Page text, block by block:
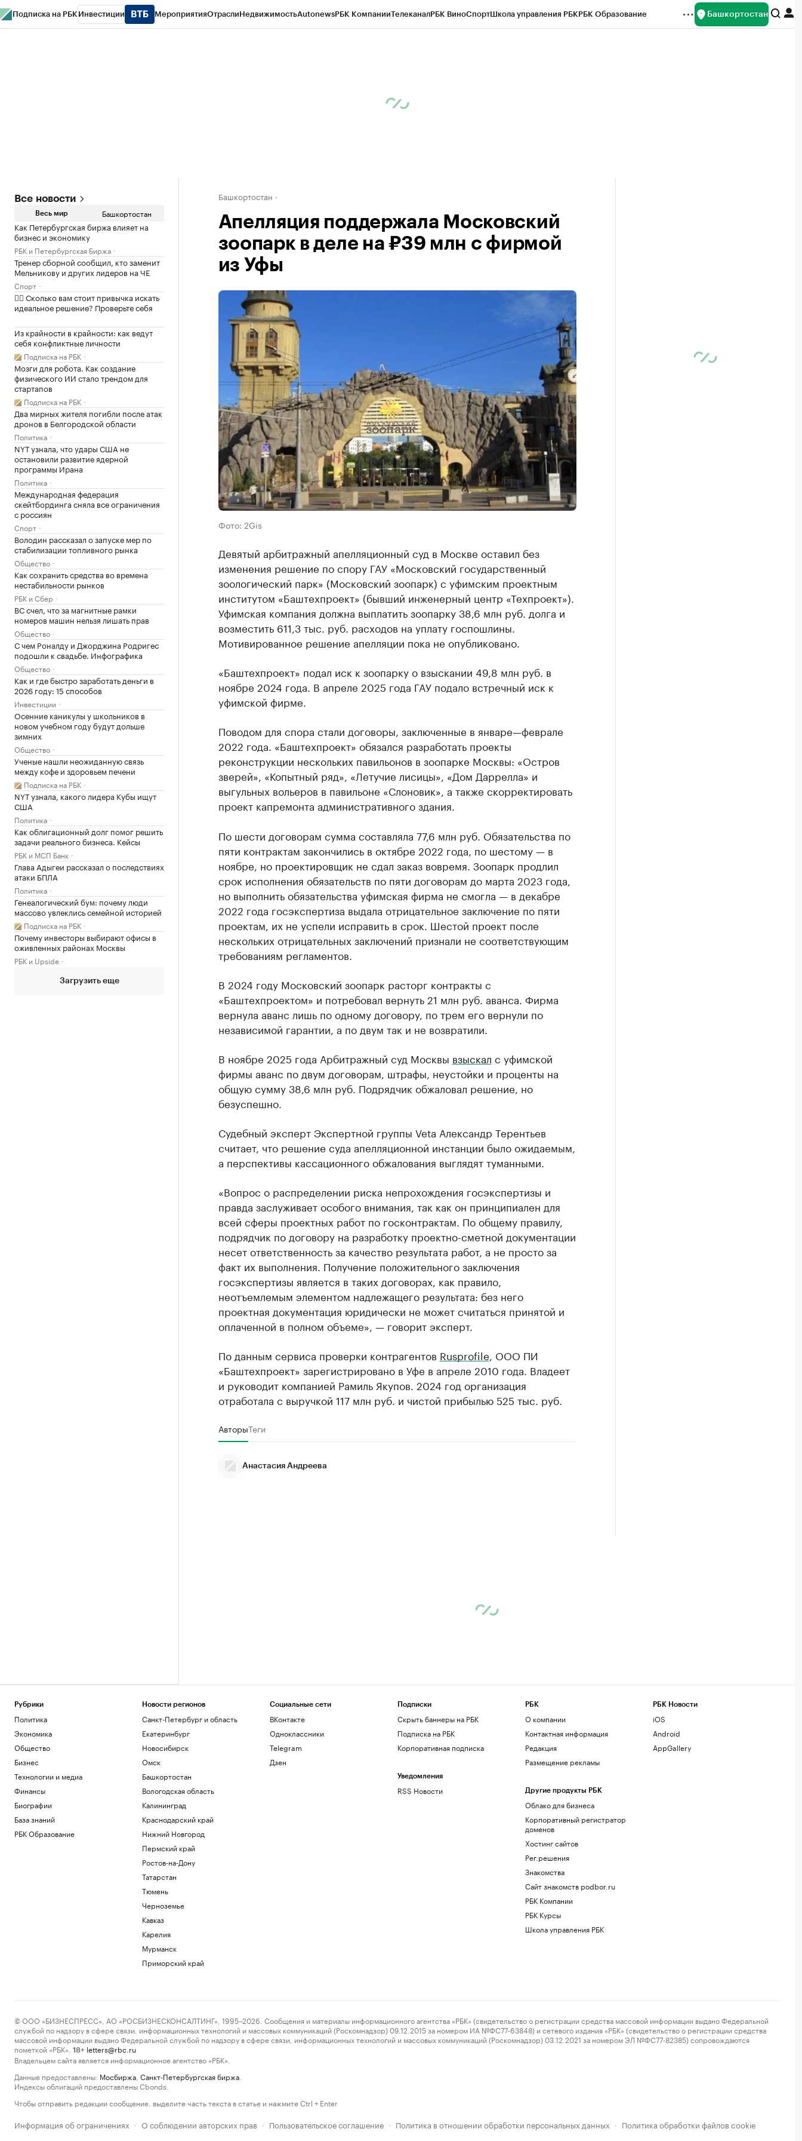
Подписка на РБК Инвестиции МероприятияОтраслиНедвижимостьAutonewsРБК КомпанииТелеканалРБК ВиноСпортШкола управления РБКРБК Образование Башкортостан
Все новости
Весь мир Башкортостан
Как Петербургская биржа влияет на
бизнес и экономику
РБК и Петербургская Биржа
Тренер сборной сообщил, кто заменит
Мельникову и других лидеров на ЧЕ
Спорт
✍🏻 Сколько вам стоит привычка искать
идеальное решение? Проверьте себя
Из крайности в крайности: как ведут
себя конфликтные личности
Подписка на РБК
Мозги для робота. Как создание
физического ИИ стало трендом для
стартапов
Подписка на РБК
Два мирных жителя погибли после атак
дронов в Белгородской области
Политика
NYT узнала, что удары США не
остановили развитие ядерной
программы Ирана
Политика
Международная федерация
скейтбординга сняла все ограничения
с россиян
Спорт
Володин рассказал о запуске мер по
стабилизации топливного рынка
Общество
Как сохранить средства во времена
нестабильности рынков
РБК и Сбер
ВС счел, что за магнитные рамки
номеров машин нельзя лишать прав
Общество
С чем Роналду и Джорджина Родригес
подошли к свадьбе. Инфографика
Общество
Как и где быстро заработать деньги в
2026 году: 15 способов
Инвестиции
Осенние каникулы у школьников в
новом учебном году будут дольше
зимних
Общество
Ученые нашли неожиданную связь
между кофе и здоровьем печени
Подписка на РБК
NYT узнала, какого лидера Кубы ищут
США
Политика
Как облигационный долг помог решить
задачи реального бизнеса. Кейсы
РБК и МСП Банк
Глава Адыгеи рассказал о последствиях
атаки БПЛА
Политика
Генеалогический бум: почему люди
массово увлеклись семейной историей
Подписка на РБК
Почему инвесторы выбирают офисы в
оживленных районах Москвы
РБК и Upside
Загрузить еще
Башкортостан
Апелляция поддержала Московский
зоопарк в деле на ₽39 млн с фирмой
из Уфы
Фото: 2Gis
Девятый арбитражный апелляционный суд в Москве оставил без
изменения решение по спору ГАУ «Московский государственный
зоологический парк» (Московский зоопарк) с уфимским проектным
институтом «Баштехпроект» (бывший инженерный центр «Техпроект»).
Уфимская компания должна выплатить зоопарку 38,6 млн руб. долга и
возместить 611,3 тыс. руб. расходов на уплату госпошлины.
Мотивированное решение апелляции пока не опубликовано.
«Баштехпроект» подал иск к зоопарку о взыскании 49,8 млн руб. в
ноябре 2024 года. В апреле 2025 года ГАУ подало встречный иск к
уфимской фирме.
Поводом для спора стали договоры, заключенные в январе—феврале
2022 года. «Баштехпроект» обязался разработать проекты
реконструкции нескольких павильонов в зоопарке Москвы: «Остров
зверей», «Копытный ряд», «Летучие лисицы», «Дом Даррелла» и
выгульных вольеров в павильоне «Слоновик», а также скорректировать
проект капремонта административного здания.
По шести договорам сумма составляла 77,6 млн руб. Обязательства по
пяти контрактам закончились в октябре 2022 года, по шестому — в
ноябре, но проектировщик не сдал заказ вовремя. Зоопарк продлил
срок исполнения обязательств по пяти договорам до марта 2023 года,
но выполнить обязательства уфимская фирма не смогла — в декабре
2022 года госэкспертиза выдала отрицательное заключение по пяти
проектам, их не успели исправить в срок. Шестой проект после
нескольких отрицательных заключений признали не соответствующим
требованиям регламентов.
В 2024 году Московский зоопарк расторг контракты с
«Баштехпроектом» и потребовал вернуть 21 млн руб. аванса. Фирма
вернула аванс лишь по одному договору, по трем его вернули по
независимой гарантии, а по двум так и не возвратили.
В ноябре 2025 года Арбитражный суд Москвы взыскал с уфимской
фирмы аванс по двум договорам, штрафы, неустойки и проценты на
общую сумму 38,6 млн руб. Подрядчик обжаловал решение, но
безуспешно.
Судебный эксперт Экспертной группы Veta Александр Терентьев
считает, что решение суда апелляционной инстанции было ожидаемым,
а перспективы кассационного обжалования выглядят туманными.
«Вопрос о распределении риска непрохождения госэкспертизы и
правда заслуживает особого внимания, так как он принципиален для
всей сферы проектных работ по госконтрактам. По общему правилу,
подрядчик по договору на разработку проектно-сметной документации
несет ответственность за качество результата работ, а не просто за
факт их выполнения. Получение положительного заключения
госэкспертизы является в таких договорах, как правило,
неотъемлемым элементом надлежащего результата: без него
проектная документация юридически не может считаться принятой и
оплаченной в полном объеме», — говорит эксперт.
По данным сервиса проверки контрагентов Rusprofile , ООО ПИ
«Баштехпроект» зарегистрировано в Уфе в апреле 2010 года. Владеет
и руководит компанией Рамиль Якупов. 2024 год организация
отработала с выручкой 117 млн руб. и чистой прибылью 525 тыс. руб.
АвторыТеги
Анастасия Андреева
Рубрики
Политика
Экономика
Общество
Бизнес
Технологии и медиа
Финансы
Биографии
База знаний
РБК Образование
Новости регионов
Санкт-Петербург и область
Екатеринбург
Новосибирск
Омск
Башкортостан
Вологодская область
Калининград
Краснодарский край
Нижний Новгород
Пермский край
Ростов-на-Дону
Татарстан
Тюмень
Черноземье
Кавказ
Карелия
Мурманск
Приморский край
Социальные сети
ВКонтакте
Одноклассники
Telegram
Дзен
Подписки
Скрыть баннеры на РБК
Подписка на РБК
Корпоративная подписка
Уведомления
RSS Новости
РБК
О компании
Контактная информация
Редакция
Размещение рекламы
Другие продукты РБК
Облако для бизнеса
Корпоративный регистратор
доменов
Хостинг сайтов
Рег.решения
Знакомства
Сайт знакомств podbor.ru
РБК Компании
РБК Курсы
Школа управления РБК
РБК Новости
iOS
Android
AppGallery
© ООО «БИЗНЕСПРЕСС», АО «РОСБИЗНЕСКОНСАЛТИНГ», 1995–2026. Сообщения и материалы информационного агентства «РБК» (свидетельство о регистрации средства массовой информации выдано Федеральной
службой по надзору в сфере связи, информационных технологий и массовых коммуникаций (Роскомнадзор) 09.12.2015 за номером ИА №ФС77-63848) и сетевого издания «РБК» (свидетельство о регистрации средства
массовой информации выдано Федеральной службой по надзору в сфере связи, информационных технологий и массовых коммуникаций (Роскомнадзор) 03.12.2021 за номером ЭЛ №ФС77-82385) сопровождаются
пометкой «РБК».
18+ letters@rbc.ru
Владельцем сайта является информационное агентство «РБК».
Данные предоставлены: Мосбиржа Санкт-Петербургская биржа
Индексы облигаций предоставлены Cbonds.
Чтобы отправить редакции сообщение, выделите часть текста в статье и нажмите Ctrl + Enter
Информация об ограничениях · О соблюдении авторских прав · Пользовательское соглашение · Политика в отношении обработки персональных данных · Политика обработки файлов cookie